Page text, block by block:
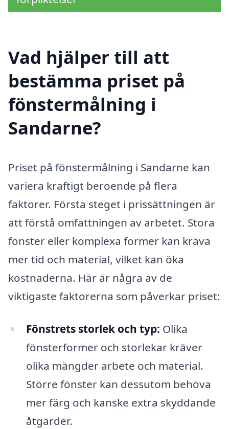
Vad hjälper till att
bestämma priset på
fönstermålning i
Sandarne?
Priset på fönstermålning i Sandarne kan
variera kraftigt beroende på flera
faktorer. Första steget i prissättningen är
att förstå omfattningen av arbetet. Stora
fönster eller komplexa former kan kräva
mer tid och material, vilket kan öka
kostnaderna. Här är några av de
viktigaste faktorerna som påverkar priset:
Fönstrets storlek och typ: Olika
fönsterformer och storlekar kräver
olika mängder arbete och material.
Större fönster kan dessutom behöva
mer färg och kanske extra skyddande
åtgärder.